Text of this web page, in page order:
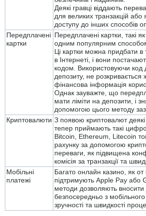
Деякі гравці віддають
для великих транзакцій
доступу до інших способів
Передплачені
картки
Передплачені картки, такі
одним популярним
Ці картки можна придбати в
в Інтернеті, і вони
кодом. Використовуючи код
депозиту, не
фінансова інформація
Однак зауважте, що
мати ліміти на депозити, і
допомогою цього методу
Криптовалюти З появою криптовалют
тепер приймають такі
Bitcoin, Ethereum, Litecoin
рахунку за допомогою
переваги, як підвищена
комісія за транзакції та
Мобільні
платежі
Багато онлайн казино, як от
підтримують Apple Pay або
методи дозволяють вносити
безпосередньо з
зручності та швидкості